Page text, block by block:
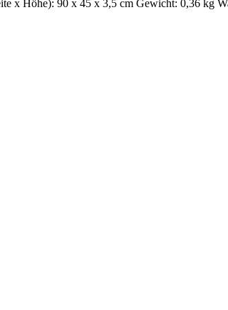
x Höhe): 90 x 45 x 3,5 cm Gewicht: 0,36 kg